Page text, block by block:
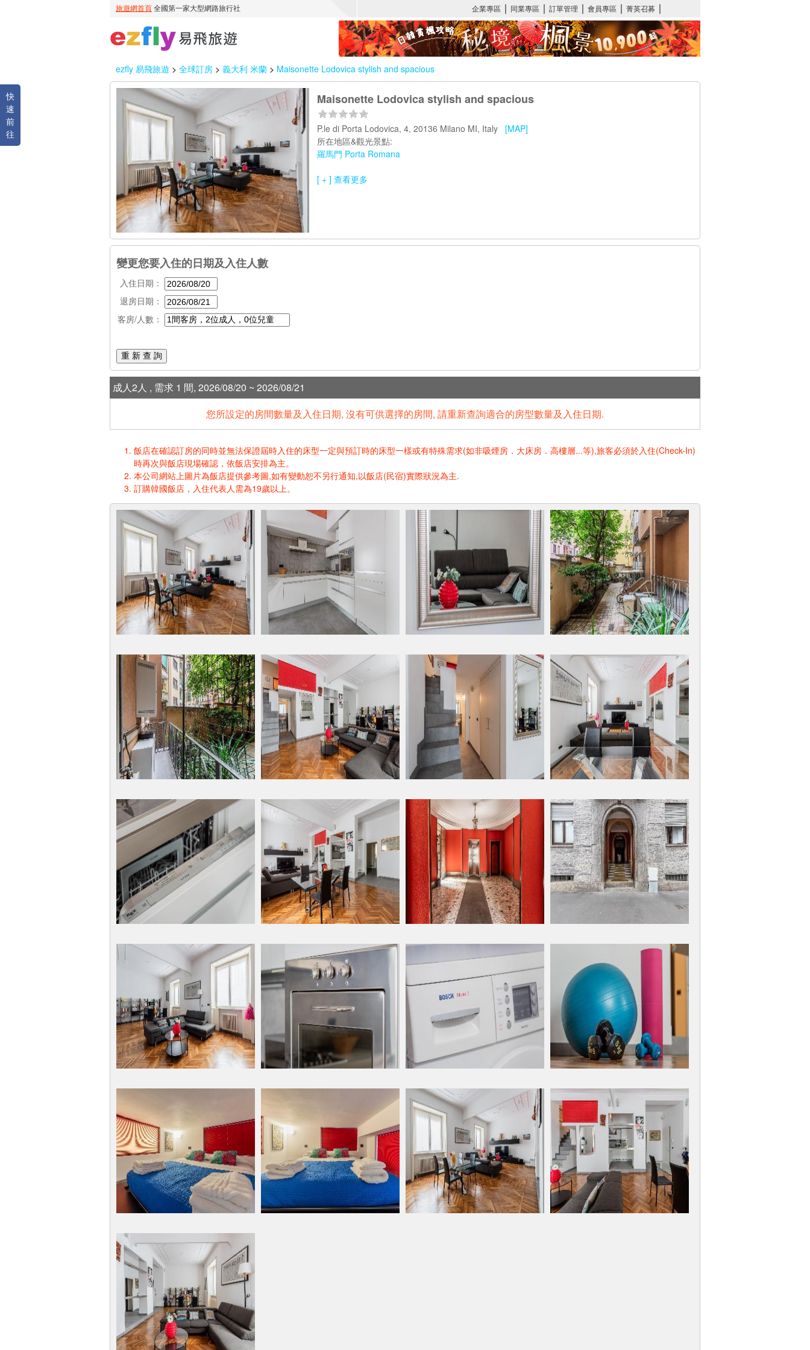
ezfly 易飛旅遊 > 全球訂房 > 義大利 米蘭 > Maisonette Lodovica stylish and spacious
快
速
前
往
Maisonette Lodovica stylish and spacious
P.le di Porta Lodovica, 4, 20136 Milano MI, Italy [MAP]
所在地區&觀光景點:
羅馬門 Porta Romana
[ + ] 查看更多
變更您要入住的日期及入住人數
入住日期：
退房日期：
客房/人數：
重 新 查 詢
成人2人 , 需求 1 間, 2026/08/20 ~ 2026/08/21
您所設定的房間數量及入住日期, 沒有可供選擇的房間, 請重新查詢適合的房型數量及入住日期.
飯店在確認訂房的同時並無法保證屆時入住的床型一定與預訂時的床型一樣或有特殊需求(如非吸煙房．大床房．高樓層...等),旅客必須於入住(Check-In)
時再次與飯店現場確認，依飯店安排為主。
本公司網站上圖片為飯店提供參考圖,如有變動恕不另行通知,以飯店(民宿)實際狀況為主.
訂購韓國飯店，入住代表人需為19歲以上。